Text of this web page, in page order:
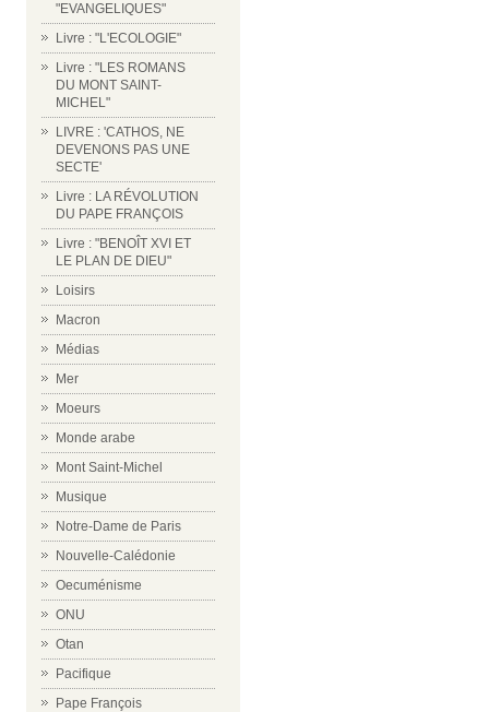
"EVANGELIQUES"
Livre : "L'ECOLOGIE"
Livre : "LES ROMANS
DU MONT SAINT-
MICHEL"
LIVRE : 'CATHOS, NE
DEVENONS PAS UNE
SECTE'
Livre : LA RÉVOLUTION
DU PAPE FRANÇOIS
Livre : "BENOÎT XVI ET
LE PLAN DE DIEU"
Loisirs
Macron
Médias
Mer
Moeurs
Monde arabe
Mont Saint-Michel
Musique
Notre-Dame de Paris
Nouvelle-Calédonie
Oecuménisme
ONU
Otan
Pacifique
Pape François